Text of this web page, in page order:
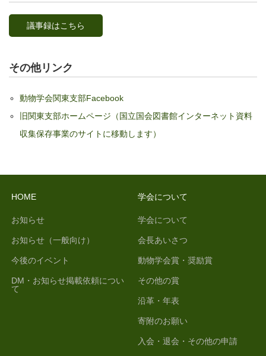
議事録はこちら
その他リンク
動物学会関東支部Facebook
旧関東支部ホームページ（国立国会図書館インターネット資料
収集保存事業のサイトに移動します）
HOME
お知らせ
お知らせ（一般向け）
今後のイベント
DM・お知らせ掲載依頼につい
て
学会について
学会について
会長あいさつ
動物学会賞・奨励賞
その他の賞
沿革・年表
寄附のお願い
入会・退会・その他の申請